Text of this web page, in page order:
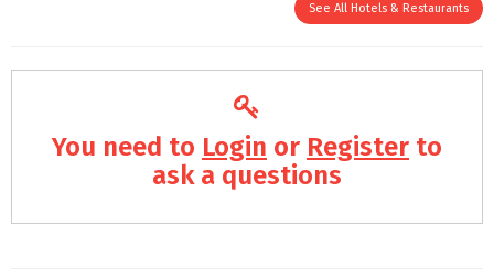
See All Hotels & Restaurants
You need to Login or Register to
ask a questions